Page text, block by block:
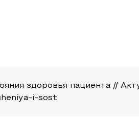
здоровья пациента //
i-sost